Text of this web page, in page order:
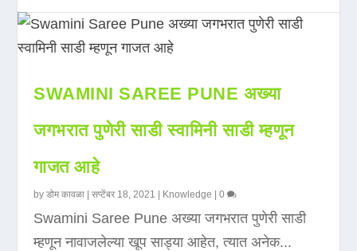
SWAMINI SAREE PUNE अख्या
जगभरात पुणेरी साडी स्वामिनी साडी म्हणून
गाजत आहे
byडोम कावळा |सप्टेंबर 18, 2021 Knowledge |0
Swamini Saree Pune अख्या जगभरात पुणेरी साडी
म्हणून नावाजलेल्या खूप साड्या आहेत, त्यात अनेक...